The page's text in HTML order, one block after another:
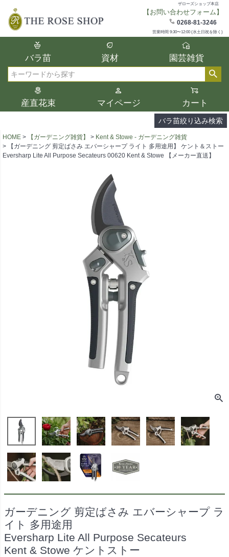
ザローズショップ本店
【お問い合わせフォーム】
0268-81-3246
営業時間 9:30〜12:00 (水土日祝を除く)
バラ苗 資材 園芸雑貨
産直花束 マイページ カート
バラ苗絞り込み検索
在庫
在庫ありのみ表示
検索
複数の条件を選択して絞り込み検索が可能
選択した項目全てに該当する品種のみ検索
結果に表示されます。
タイプ、カラー、ブランドなどは1つずつ選
択してください。
HOME 【ガーデニング雑貨】
Kent & Stowe - ガーデニング雑貨
【ガーデニング 剪定ばさみ エバーシャープ ライト 多用途用】 ケント＆ストー
Eversharp Lite All Purpose Secateurs 00620 Kent & Stowe 【メーカー直送】
ガーデニング 剪定ばさみ エバーシャープ ラ
イト 多用途用
Eversharp Lite All Purpose Secateurs
Kent & Stowe ケントストー